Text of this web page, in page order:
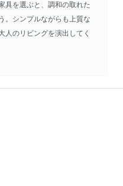
具を選ぶと、調和の取れた
。シンプルながらも上質な
人のリビングを演出してく